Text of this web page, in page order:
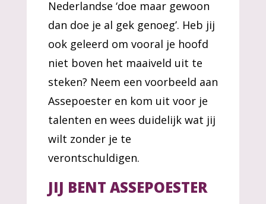
Nederlandse ‘doe maar gewoon
dan doe je al gek genoeg’. Heb jij
ook geleerd om vooral je hoofd
niet boven het maaiveld uit te
steken? Neem een voorbeeld aan
Assepoester en kom uit voor je
talenten en wees duidelijk wat jij
wilt zonder je te
verontschuldigen.
JIJ BENT ASSEPOESTER